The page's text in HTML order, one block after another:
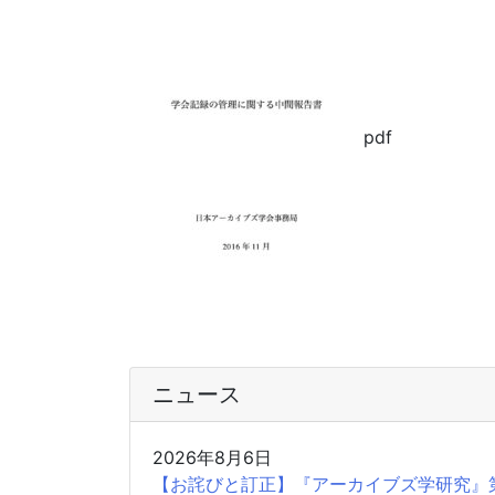
pdf
ニュース
2026年8月6日
【お詫びと訂正】『アーカイブズ学研究